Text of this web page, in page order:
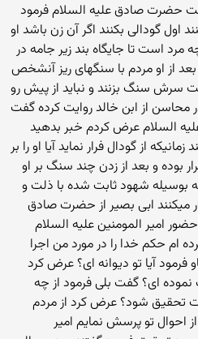
حضرت صادق علیه السلام فرمود
اول گودالی بکنند اگر آن زن باشد او
مرد است تا جایگاه بند زیر جامه در
از او مردم با سنگهای ریز آنشخص
سرش سنگ بزنند و نباید از پیش رو
محاسن از ابن خالد روایت کرده گفت
السلام عرض کردم خبر بدهید
از گودال فرار نماید آیا او را بر
بوده و بعد از زدن چند سنگ بر او
بوسیله شهود ثابت شده با ذلت و
میکنند ابی بصیر از حضرت صادق
امیر المومنین علیه السلام
ام حکم خدا را در مورد من اجرا
فرمود آیا تو دیوانه ای؟ عرض کرد
نموده ای؟ گفت بلی فرمود از چه
ات تحقیق شود؟ عرض کرد از مردم
احوال تو پرسش نمایم امیر